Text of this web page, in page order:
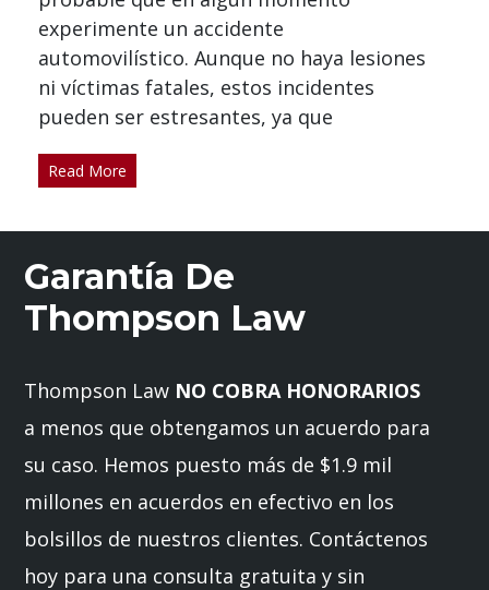
experimente un accidente
automovilístico. Aunque no haya lesiones
ni víctimas fatales, estos incidentes
pueden ser estresantes, ya que
Read More
Garantía De
Thompson Law
Thompson Law NO COBRA HONORARIOS
a menos que obtengamos un acuerdo para
su caso. Hemos puesto más de $1.9 mil
millones en acuerdos en efectivo en los
bolsillos de nuestros clientes. Contáctenos
hoy para una consulta gratuita y sin